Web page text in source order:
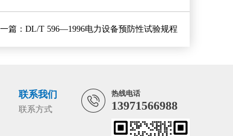
篇： DL/T 596—1996电力设备预防性试验规程
联系我们
联系方式
热线电话
13971566988